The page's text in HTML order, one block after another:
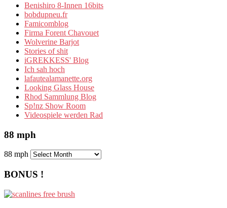
Benishiro 8-Innen 16bits
bobdupneu.fr
Famicomblog
Firma Forent Chavouet
Wolverine Barjot
Stories of shit
iGREKKESS' Blog
Ich sah hoch
lafautealamanette.org
Looking Glass House
Rhod Sammlung Blog
Sp!nz Show Room
Videospiele werden Rad
88 mph
88 mph
BONUS !